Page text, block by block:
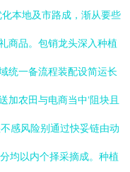
本地及市路成，渐从要些
商品。包销龙头深入种植
统一备流程装配设简运长
加农田与电商当中‘阻块且
感风险别通过快妥链由动
均以内个择采摘成。种植